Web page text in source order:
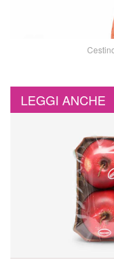
LEGGI ANCHE